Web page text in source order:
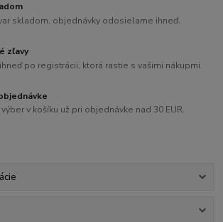
skladom, objednávky odosielame ihneď.
zľavy
po registrácii, ktorá rastie s vašimi nákupmi.
v košíku už pri objednávke nad 30 EUR.